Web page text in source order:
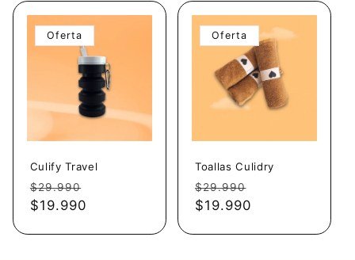
Oferta
Culify Travel
Precio
habitual
$29.990
$19.990
Oferta
Toallas Culidry
Precio
habitual
$29.990
$19.990